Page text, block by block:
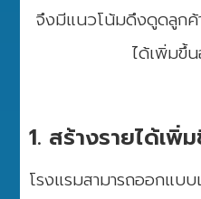
จึงมีแนวโน้มดึงดูดลูกค้
ได้เพิ่มขึ้
1. สร้างรายได้เพิ่
โรงแรมสามารถออกแ